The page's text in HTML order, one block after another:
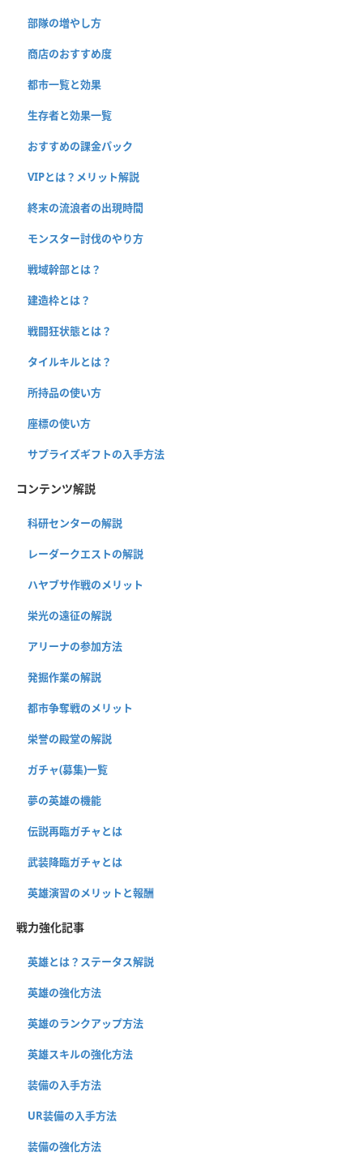
部隊の増やし方
商店のおすすめ度
都市一覧と効果
生存者と効果一覧
おすすめの課金パック
VIPとは？メリット解説
終末の流浪者の出現時間
モンスター討伐のやり方
戦域幹部とは？
建造枠とは？
戦闘狂状態とは？
タイルキルとは？
所持品の使い方
座標の使い方
サプライズギフトの入手方法
コンテンツ解説
科研センターの解説
レーダークエストの解説
ハヤブサ作戦のメリット
栄光の遠征の解説
アリーナの参加方法
発掘作業の解説
都市争奪戦のメリット
栄誉の殿堂の解説
ガチャ(募集)一覧
夢の英雄の機能
伝説再臨ガチャとは
武装降臨ガチャとは
英雄演習のメリットと報酬
戦力強化記事
英雄とは？ステータス解説
英雄の強化方法
英雄のランクアップ方法
英雄スキルの強化方法
装備の入手方法
UR装備の入手方法
装備の強化方法